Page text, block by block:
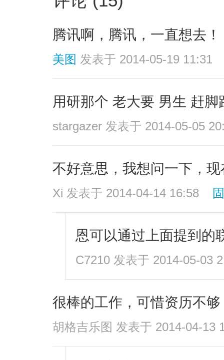
腾讯啊，腾讯，一直想去！
美图 发表于 2014-05-19 11:31
用研那个 老大要 男生 赶脚
stargazer 发表于 2014-05-05
不好意思，我想问一下，
Xi 发表于 2014-04-14 16:58
恩可以通过上面提到的
C7210 发表于 2014-05-03
很棒的工作，可惜资历不够
胡格吉乐图 发表于 2014-04-13